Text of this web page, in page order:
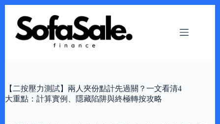
content
【二按壓力測試】兩人夾份點計先過關？一文看清4
大重點：計算實例、隱藏陷阱與終極轉按攻略